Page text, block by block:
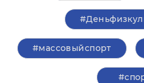
#массовыйспорт